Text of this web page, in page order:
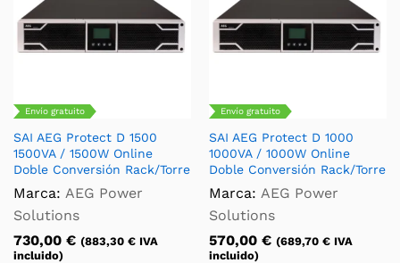
Envío gratuito
SAI AEG Protect D 1500
1500VA / 1500W Online
Doble Conversión Rack/Torre
Marca: AEG Power
Solutions
730,00 € (883,30 € IVA
incluido)
Envío gratuito
SAI AEG Protect D 1000
1000VA / 1000W Online
Doble Conversión Rack/Torre
Marca: AEG Power
Solutions
570,00 € (689,70 € IVA
incluido)